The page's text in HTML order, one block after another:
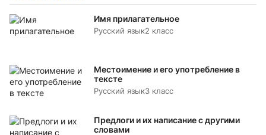
Имя прилагательное
Русский язык2 класс
Местоимение и его употребление в
тексте
Русский язык3 класс
Предлоги и их написание с другими
словами